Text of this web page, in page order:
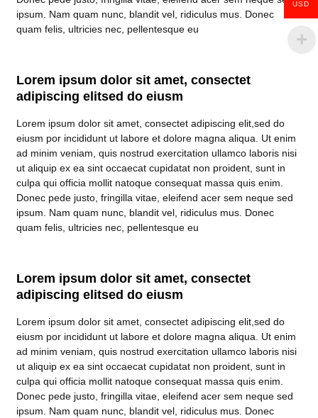
ipsum. Nam quam nunc, blandit vel, ridiculus mus. Donec
quam felis, ultricies nec, pellentesque eu
Lorem ipsum dolor sit amet, consectet
adipiscing elitsed do eiusm
Lorem ipsum dolor sit amet, consectet adipiscing elit,sed do
eiusm por incididunt ut labore et dolore magna aliqua. Ut enim
ad minim veniam, quis nostrud exercitation ullamco laboris nisi
ut aliquip ex ea sint occaecat cupidatat non proident, sunt in
culpa qui officia mollit natoque consequat massa quis enim.
Donec pede justo, fringilla vitae, eleifend acer sem neque sed
ipsum. Nam quam nunc, blandit vel, ridiculus mus. Donec
quam felis, ultricies nec, pellentesque eu
Lorem ipsum dolor sit amet, consectet
adipiscing elitsed do eiusm
Lorem ipsum dolor sit amet, consectet adipiscing elit,sed do
eiusm por incididunt ut labore et dolore magna aliqua. Ut enim
ad minim veniam, quis nostrud exercitation ullamco laboris nisi
ut aliquip ex ea sint occaecat cupidatat non proident, sunt in
culpa qui officia mollit natoque consequat massa quis enim.
Donec pede justo, fringilla vitae, eleifend acer sem neque sed
ipsum. Nam quam nunc, blandit vel, ridiculus mus. Donec
USD